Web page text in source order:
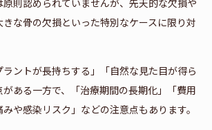
な骨の欠損といった特別なケースに限り対
ントが長持ちする」「自然な見た目が得ら
ある一方で、「治療期間の長期化」「費用
や感染リスク」などの注意点もあります。